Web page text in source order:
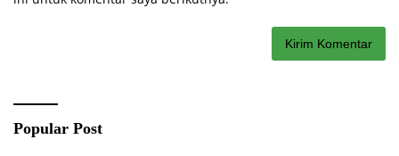
Popular Post